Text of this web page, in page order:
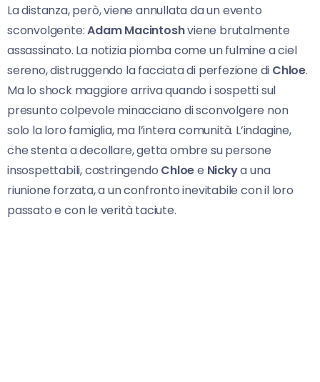
La distanza, però, viene annullata da un evento
sconvolgente:Adam Macintoshviene brutalmente
assassinato. La notizia piomba come un fulmine a ciel
sereno, distruggendo la facciata di perfezione di Chloe.
Ma lo shock maggiore arriva quando i sospetti sul
presunto colpevole minacciano di sconvolgere non
solo la loro famiglia, ma l’intera comunità. L’indagine,
che stenta a decollare, getta ombre su persone
insospettabili, costringendo Chloee Nickya una
riunione forzata, a un confronto inevitabile con il loro
passato e con le verità taciute.